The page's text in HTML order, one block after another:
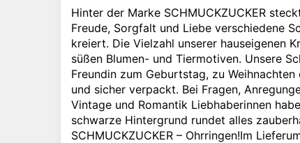
Hinter der Marke SCHMUCKZUCKER
Freude, Sorgfalt und Liebe verschiedene
kreiert. Die Vielzahl unserer hauseigenen
süßen Blumen- und Tiermotiven. Unsere
Freundin zum Geburtstag, zu
und sicher verpackt. Bei Fragen,
Vintage und Romantik Liebhaberinnen
schwarze Hintergrund rundet alles
SCHMUCKZUCKER – Ohrringen!Im